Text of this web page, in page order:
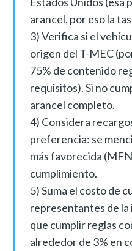
arancel, por eso la
3) Verifica si el
origen del T-MEC
75% de contenido
requisitos). Si no
arancel completo.
4) Considera
preferencia: se
más favorecida
cumplimiento.
5) Suma el costo de
representantes de
que cumplir reglas
alrededor de 3% en